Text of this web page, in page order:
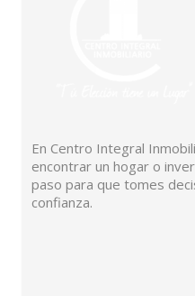
En Centro Integral
encontrar un hogar o
paso para que tomes
confianza.